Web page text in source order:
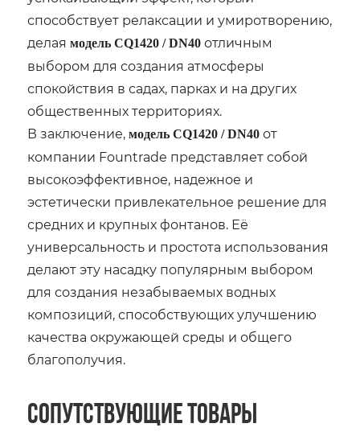
способствует релаксации и умиротворению,
делаямодель CQ1420 / DN40 отличным
выбором для создания атмосферы
спокойствия в садах, парках и на других
общественных территориях.
В заключение,модель CQ1420 / DN40 от
компании Fountrade представляет собой
высокоэффективное, надежное и
эстетически привлекательное решение для
средних и крупных фонтанов. Её
универсальность и простота использования
делают эту насадку популярным выбором
для создания незабываемых водных
композиций, способствующих улучшению
качества окружающей среды и общего
благополучия.
Сопутствующие товары